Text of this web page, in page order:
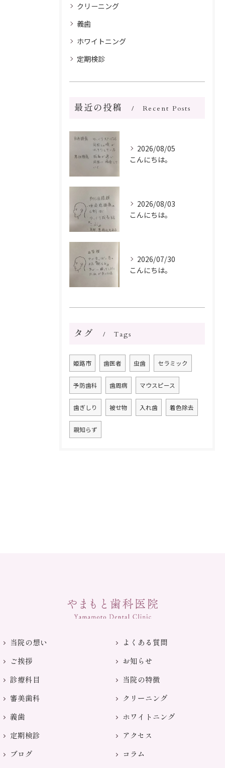
クリーニング
義歯
ホワイトニング
定期検診
最近の投稿 Recent Posts
2026/08/05
こんにちは。
2026/08/03
こんにちは。
2026/07/30
こんにちは。
タグ Tags
姫路市 歯医者 虫歯 セラミック
予防歯科 歯周病 マウスピース
歯ぎしり 被せ物 入れ歯 着色除去
親知らず
当院の想い
よくある質問
ご挨拶
お知らせ
診療科目
当院の特徴
審美歯科
クリーニング
義歯
ホワイトニング
定期検診
アクセス
ブログ
コラム